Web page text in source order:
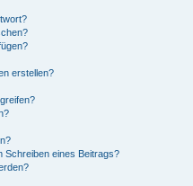
erstellen?
Schreiben eines Beitrags?